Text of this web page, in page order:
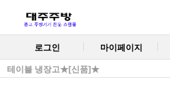
로그인 마이페이지
테이블 냉장고★[신품]★